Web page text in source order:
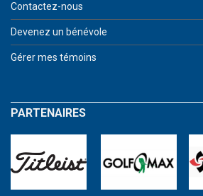
Contactez-nous
Devenez un bénévole
Gérer mes témoins
PARTENAIRES